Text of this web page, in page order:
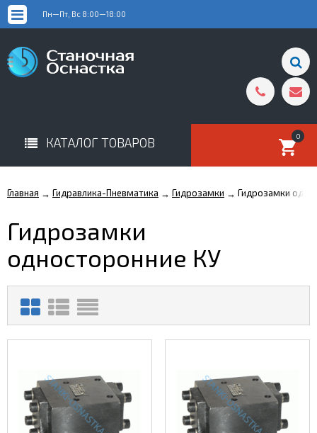
Пн—Пт, Вс 8:00—18:00
КАТАЛОГ ТОВАРОВ 0
Главная → Гидравлика-Пневматика → Гидрозамки → Гидрозамки
Гидрозамки
односторонние КУ